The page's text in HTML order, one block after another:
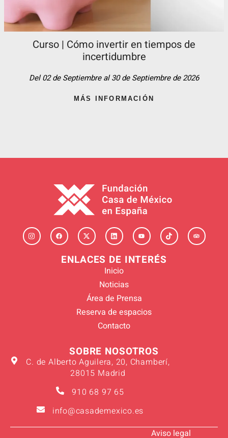
Curso | Cómo invertir en tiempos de
incertidumbre
Del 02 de Septiembre al 30 de Septiembre de 2026
MÁS INFORMACIÓN
ENLACES DE INTERÉS
Inicio
Noticias
Área de Prensa
Reserva de espacios
Contacto
SOBRE NOSOTROS
C. de Alberto Aguilera, 20, Chamberí,
28015 Madrid
910 68 97 65
info@casademexico.es
Aviso legal